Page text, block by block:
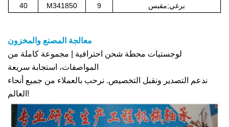
40
M341850 9 برغي;مقبس
معالجة المصنع والمخزون
لوجستيات محطة شحن احترافية | مجموعة كاملة من
المواصفات، استجابة سريعة
ندعم التصدير ونقبل التخصيص. نرحب بالعملاء من جميع أنحاء
العالم!